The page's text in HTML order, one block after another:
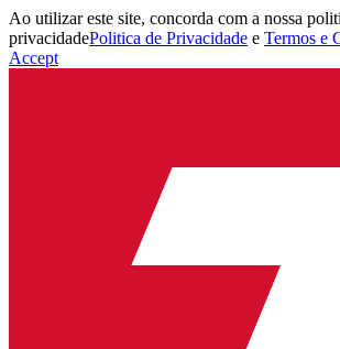
Ao utilizar este site, concorda com a nossa
privacidadePolitica de Privacidade e Termos e
Accept